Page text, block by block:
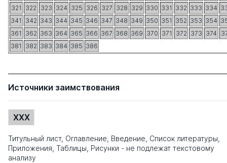
321
322 323 324 325 326 327 328 329 330 331 332 333 334
341
342 343 344 345 346 347 348 349 350 351 352 353 354
361
362 363 364 365 366 367 368 369 370 371 372 373 374
381
382 383 384 385 386
Источники заимствования
XXX
Титульный лист, Оглавление, Введение, Список литературы,
Приложения, Таблицы, Рисунки - не подлежат текстовому
анализу